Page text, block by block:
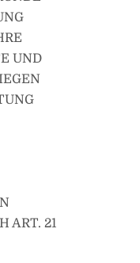
UND
ART. 21